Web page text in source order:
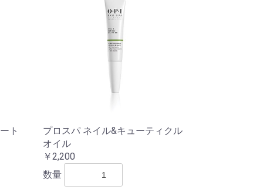
ト
プロスパ ネイル&キューティクル
オイル
￥2,200
数量